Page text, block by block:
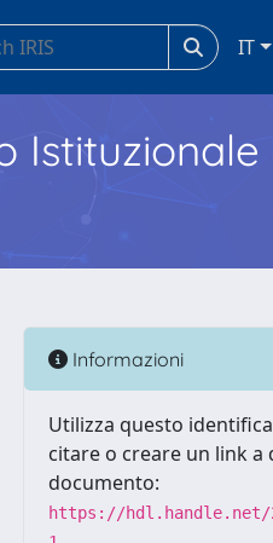
IT
Istituzionale
Informazioni
Utilizza questo
citare o creare un link a
documento:
https://hdl.handle.net/